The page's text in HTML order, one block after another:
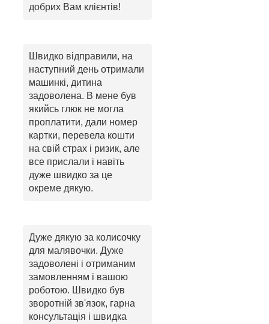
добрих Вам клієнтів!
Швидко відправили, на
наступний день отримали
машинкі, дитина
задоволена. В мене був
якийсь глюк не могла
проплатити, дали номер
картки, перевела кошти
на свій страх і ризик, але
все прислали і навіть
дуже швидко за це
окреме дякую.
Дуже дякую за колисочку
для малявочки. Дуже
задоволені і отриманим
замовленням і вашою
роботою. Швидко був
зворотній зв'язок, гарна
консультація і швидка